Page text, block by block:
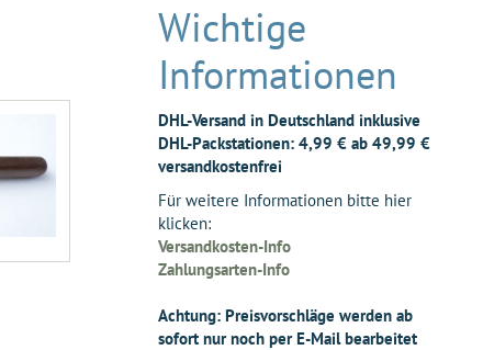
Wichtige
Informationen
DHL-Versand in Deutschland inklusive
DHL-Packstationen: 4,99 € ab 49,99 €
versandkostenfrei
Für weitere Informationen bitte hier
klicken:
Versandkosten-Info
Zahlungsarten-Info
Achtung: Preisvorschläge werden ab
sofort nur noch per E-Mail bearbeitet